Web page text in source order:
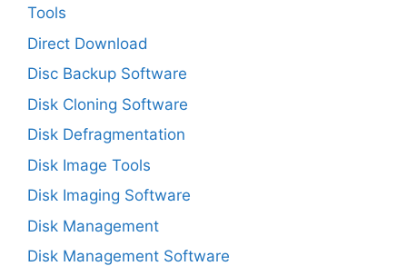
Tools
Direct Download
Disc Backup Software
Disk Cloning Software
Disk Defragmentation
Disk Image Tools
Disk Imaging Software
Disk Management
Disk Management Software